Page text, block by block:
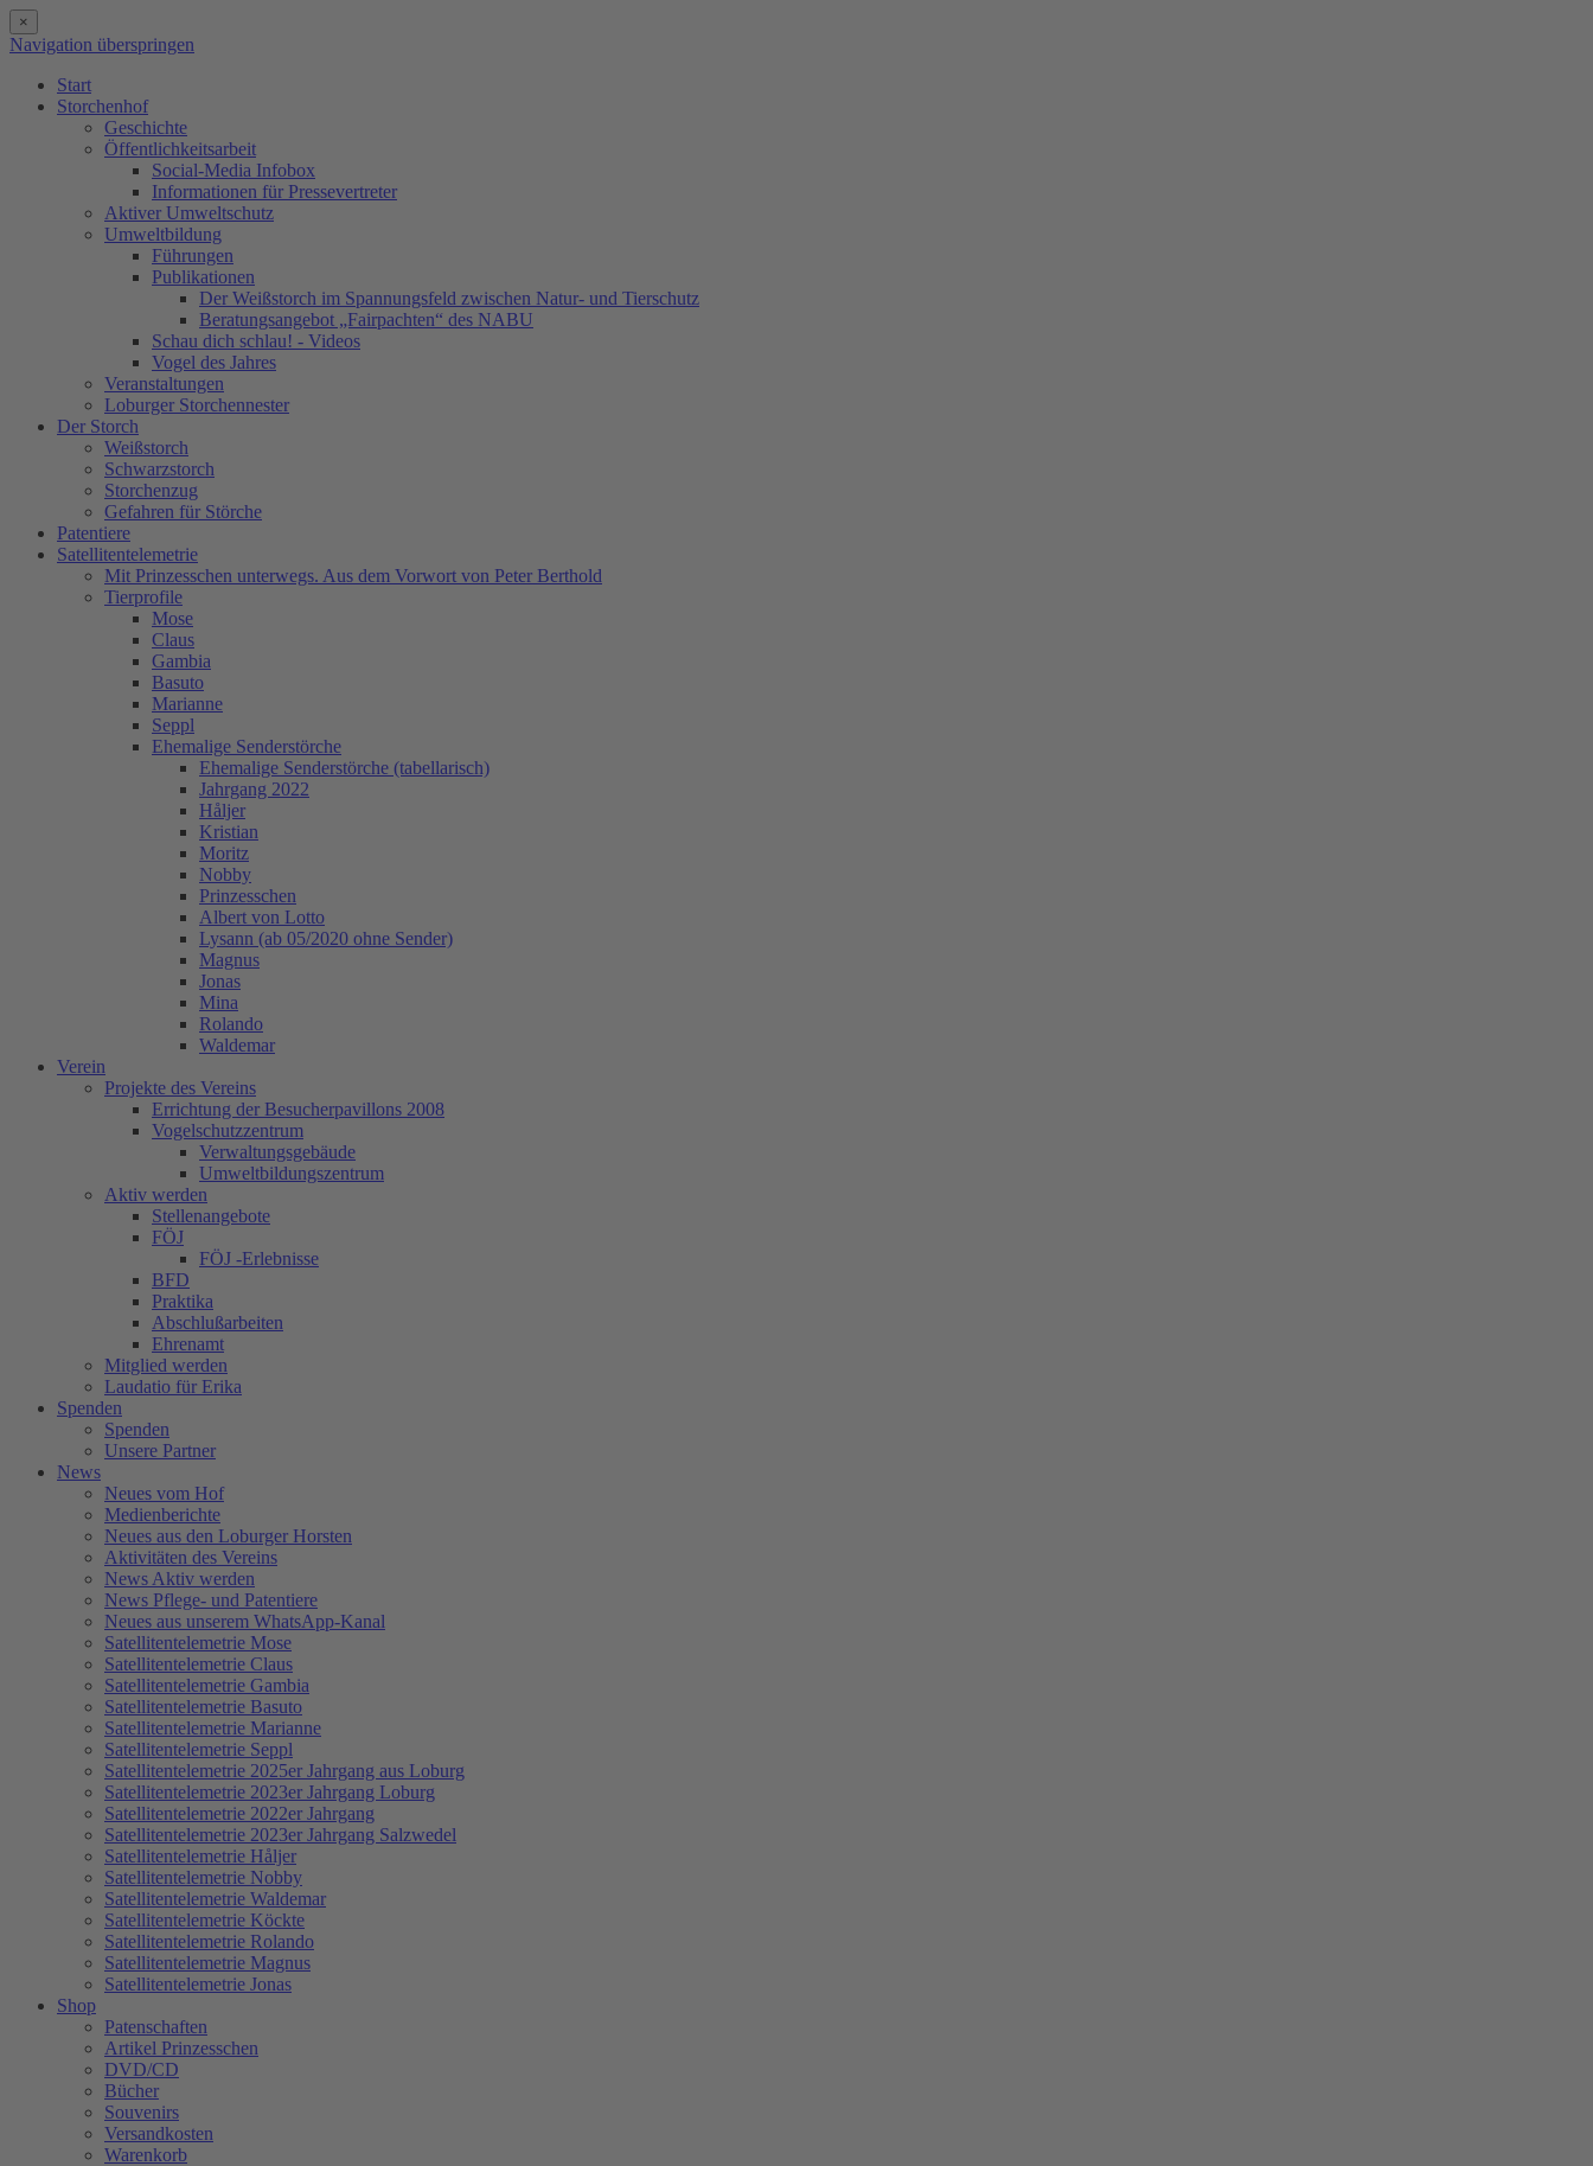
×
Navigation überspringen
Start
Storchenhof
Geschichte
Öffentlichkeitsarbeit
Social-Media Infobox
Informationen für Pressevertreter
Aktiver Umweltschutz
Umweltbildung
Führungen
Publikationen
Der Weißstorch im Spannungsfeld zwischen Natur- und Tierschutz
Beratungsangebot „Fairpachten“ des NABU
Schau dich schlau! - Videos
Vogel des Jahres
Veranstaltungen
Loburger Storchennester
Der Storch
Weißstorch
Schwarzstorch
Storchenzug
Gefahren für Störche
Patentiere
Satellitentelemetrie
Mit Prinzesschen unterwegs. Aus dem Vorwort von Peter Berthold
Tierprofile
Mose
Claus
Gambia
Basuto
Marianne
Seppl
Ehemalige Senderstörche
Ehemalige Senderstörche (tabellarisch)
Jahrgang 2022
Håljer
Kristian
Moritz
Nobby
Prinzesschen
Albert von Lotto
Lysann (ab 05/2020 ohne Sender)
Magnus
Jonas
Mina
Rolando
Waldemar
Verein
Projekte des Vereins
Errichtung der Besucherpavillons 2008
Vogelschutzzentrum
Verwaltungsgebäude
Umweltbildungszentrum
Aktiv werden
Stellenangebote
FÖJ
FÖJ -Erlebnisse
BFD
Praktika
Abschlußarbeiten
Ehrenamt
Mitglied werden
Laudatio für Erika
Spenden
Spenden
Unsere Partner
News
Neues vom Hof
Medienberichte
Neues aus den Loburger Horsten
Aktivitäten des Vereins
News Aktiv werden
News Pflege- und Patentiere
Neues aus unserem WhatsApp-Kanal
Satellitentelemetrie Mose
Satellitentelemetrie Claus
Satellitentelemetrie Gambia
Satellitentelemetrie Basuto
Satellitentelemetrie Marianne
Satellitentelemetrie Seppl
Satellitentelemetrie 2025er Jahrgang aus Loburg
Satellitentelemetrie 2023er Jahrgang Loburg
Satellitentelemetrie 2022er Jahrgang
Satellitentelemetrie 2023er Jahrgang Salzwedel
Satellitentelemetrie Håljer
Satellitentelemetrie Nobby
Satellitentelemetrie Waldemar
Satellitentelemetrie Köckte
Satellitentelemetrie Rolando
Satellitentelemetrie Magnus
Satellitentelemetrie Jonas
Shop
Patenschaften
Artikel Prinzesschen
DVD/CD
Bücher
Souvenirs
Versandkosten
Warenkorb